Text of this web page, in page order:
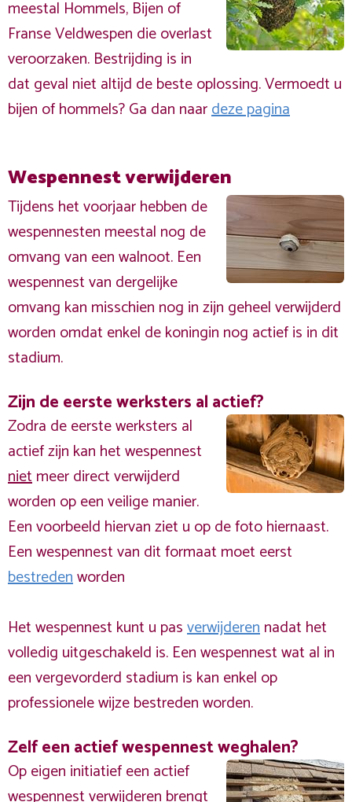
meestal Hommels, Bijen of
Franse Veldwespen die overlast
veroorzaken. Bestrijding is in
dat geval niet altijd de beste oplossing. Vermoedt u
bijen of hommels? Ga dan naardeze pagina
Wespennest verwijderen
Tijdens het voorjaar hebben de
wespennesten meestal nog de
omvang van een walnoot. Een
wespennest van dergelijke
omvang kan misschien nog in zijn geheel verwijderd
worden omdat enkel de koningin nog actief is in dit
stadium.
Zijn de eerste werksters al actief?
Zodra de eerste werksters al
actief zijn kan het wespennest
nietmeer direct verwijderd
worden op een veilige manier.
Een voorbeeld hiervan ziet u op de foto hiernaast.
Een wespennest van dit formaat moet eerst
bestredenworden
Het wespennest kunt u pasverwijderennadat het
volledig uitgeschakeld is. Een wespennest wat al in
een vergevorderd stadium is kan enkel op
professionele wijze bestreden worden.
Zelf een actief wespennest weghalen?
Op eigen initiatief een actief